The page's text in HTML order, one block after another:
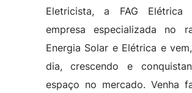
Eletricista, a FAG Elétrica
empresa especializada no
Energia Solar e Elétrica e
dia, crescendo e
espaço no mercado. Venha